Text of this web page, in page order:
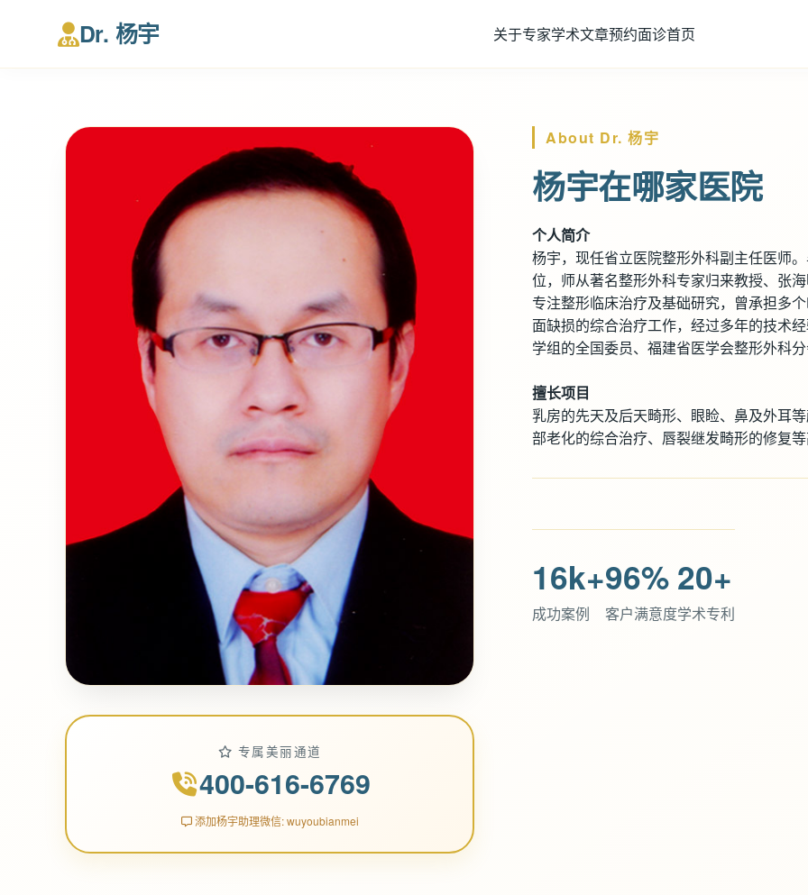
Dr. 杨宇 关于专家学术文章预约面诊首页
专属美丽通道
400-616-6769
添加杨宇助理微信: wuyoubianmei
About Dr. 杨宇
杨宇在哪家医院
个人简介
杨宇，现任省立医院整形外科副主任医师
位，师从著名整形外科专家归来教授、张
专注整形临床治疗及基础研究，曾承担多
面缺损的综合治疗工作，经过多年的技术
学组的全国委员、福建省医学会整形外科
擅长项目
乳房的先天及后天畸形、眼睑、鼻及外耳
部老化的综合治疗、唇裂继发畸形的修复
16k+
成功案例
96%
客户满意度
20+
学术专利